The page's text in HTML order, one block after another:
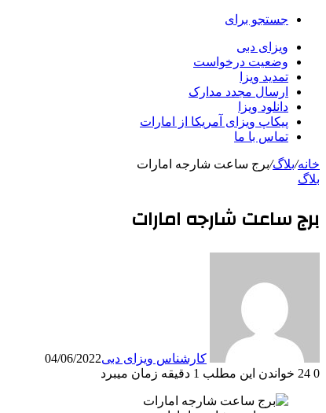
جستجو برای
ویزای دبی
وضعیت درخواست
تمدید ویزا
ارسال مجدد مدارک
دانلود ویزا
پیکاپ ویزای آمریکا از امارات
تماس با ما
خانه/بلاگ/برج ساعت شارجه امارات
بلاگ
برج ساعت شارجه امارات
کارشناس ویزای دبی04/06/2022
0
خواندن این مطلب 1 دقیقه زمان میبرد